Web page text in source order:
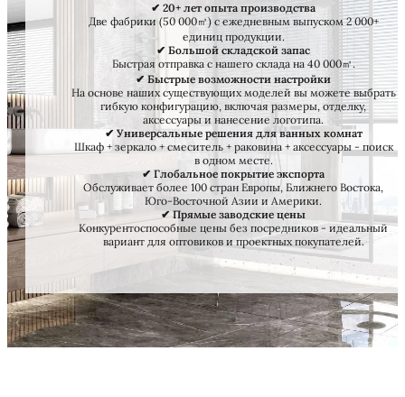
✔ 20+ лет опыта производства
Две фабрики (50 000㎡) с ежедневным выпуском 2 000+
единиц продукции.
✔ Большой складской запас
Быстрая отправка с нашего склада на 40 000㎡.
✔ Быстрые возможности настройки
На основе наших существующих моделей вы можете выбрать
гибкую конфигурацию, включая размеры, отделку,
аксессуары и нанесение логотипа.
✔ Универсальные решения для ванных комнат
Шкаф + зеркало + смеситель + раковина + аксессуары - поиск
в одном месте.
✔ Глобальное покрытие экспорта
Обслуживает более 100 стран Европы, Ближнего Востока,
Юго-Восточной Азии и Америки.
✔ Прямые заводские цены
Конкурентоспособные цены без посредников - идеальный
вариант для оптовиков и проектных покупателей.